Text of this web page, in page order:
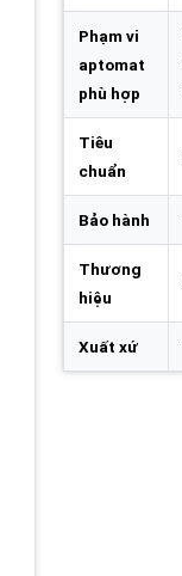
Phạm vi
aptomat
phù hợp
Tiêu
chuẩn
Bảo hành
Thương
hiệu
Xuất xứ